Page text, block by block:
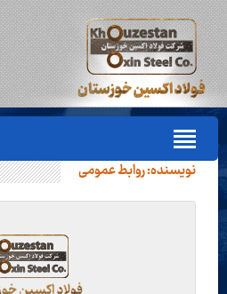
نویسنده:روابط عمومی